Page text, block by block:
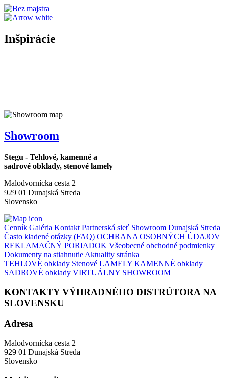
Inšpirácie
Showroom
Stegu - Tehlové, kamenné a
sadrové obklady, stenové lamely
Malodvornícka cesta 2
929 01 Dunajská Streda
Slovensko
Cenník Galéria Kontakt Partnerská sieť Showroom Dunajská Streda
Často kladené otázky (FAQ) OCHRANA OSOBNÝCH ÚDAJOV
REKLAMAČNÝ PORIADOK Všeobecné obchodné podmienky
Dokumenty na stiahnutie Aktuality stránka
TEHLOVÉ obklady Stenové LAMELY KAMENNÉ obklady
SADROVÉ obklady VIRTUÁLNY SHOWROOM
KONTAKTY VÝHRADNÉHO DISTRÚTORA NA
SLOVENSKU
Adresa
Malodvornícka cesta 2
929 01 Dunajská Streda
Slovensko